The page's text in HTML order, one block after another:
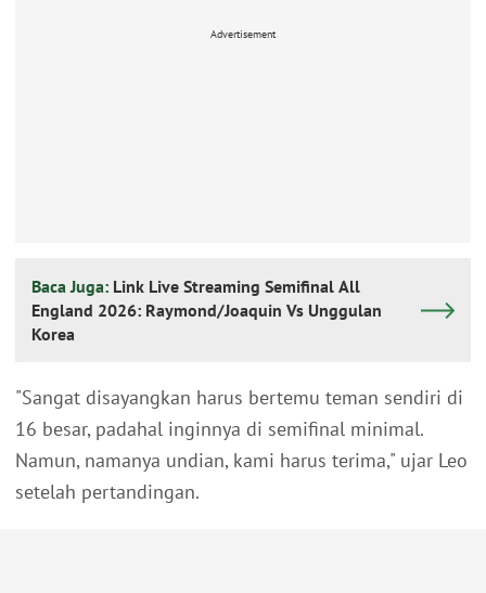
Advertisement
Baca Juga: Link Live Streaming Semifinal All
England 2026: Raymond/Joaquin Vs Unggulan
Korea
"Sangat disayangkan harus bertemu teman sendiri di
16 besar, padahal inginnya di semifinal minimal.
Namun, namanya undian, kami harus terima," ujar Leo
setelah pertandingan.